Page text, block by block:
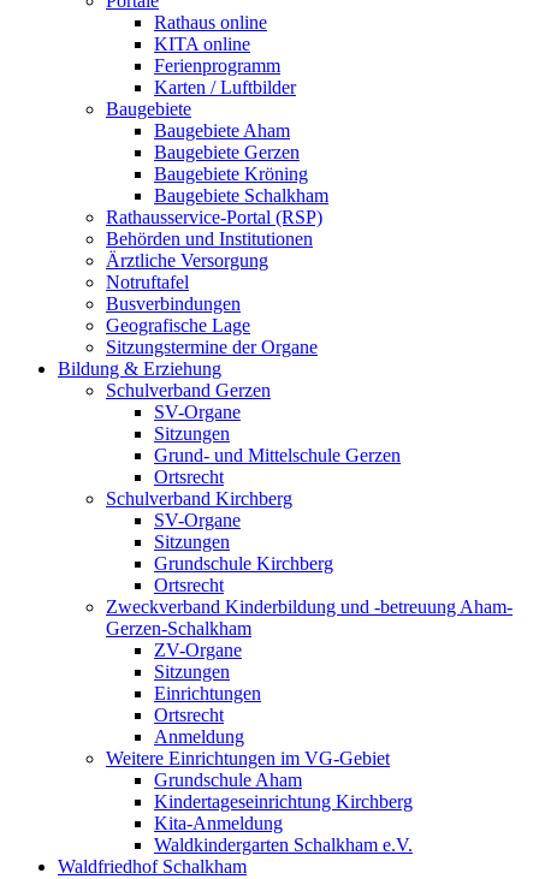
Rathaus online
KITA online
Ferienprogramm
Karten / Luftbilder
Baugebiete
Baugebiete Aham
Baugebiete Gerzen
Baugebiete Kröning
Baugebiete Schalkham
Rathausservice-Portal (RSP)
Behörden und Institutionen
Ärztliche Versorgung
Notruftafel
Busverbindungen
Geografische Lage
Sitzungstermine der Organe
Bildung & Erziehung
Schulverband Gerzen
SV-Organe
Sitzungen
Grund- und Mittelschule Gerzen
Ortsrecht
Schulverband Kirchberg
SV-Organe
Sitzungen
Grundschule Kirchberg
Ortsrecht
Zweckverband Kinderbildung und -betreuung Aham-
Gerzen-Schalkham
ZV-Organe
Sitzungen
Einrichtungen
Ortsrecht
Anmeldung
Weitere Einrichtungen im VG-Gebiet
Grundschule Aham
Kindertageseinrichtung Kirchberg
Kita-Anmeldung
Waldkindergarten Schalkham e.V.
Waldfriedhof Schalkham